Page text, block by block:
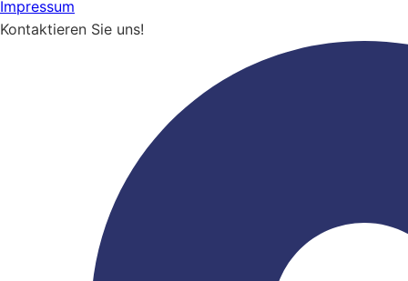
Impressum
Kontaktieren Sie uns!